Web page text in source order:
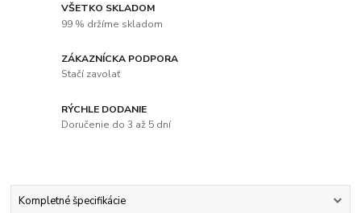
VŠETKO SKLADOM
99 % držíme skladom
ZÁKAZNÍCKA PODPORA
Stačí zavolať
RÝCHLE DODANIE
Doručenie do 3 až 5 dní
Kompletné špecifikácie